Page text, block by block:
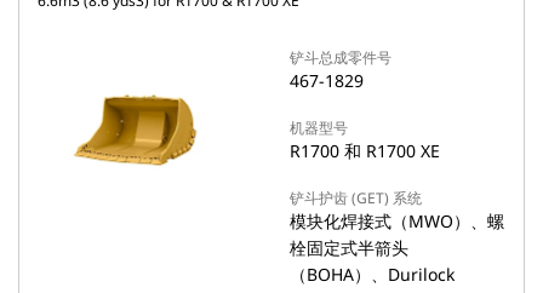
铲斗总成零件号
467-1829
机器型号
R1700 和 R1700 XE
铲斗护齿 (GET) 系统
模块化焊接式（MWO）、螺
栓固定式半箭头
（BOHA）、Durilock